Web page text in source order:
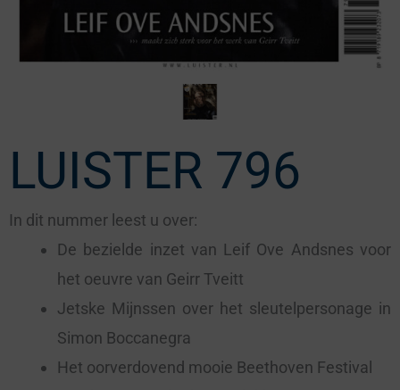
LUISTER 796
In dit nummer leest u over:
De bezielde inzet van Leif Ove Andsnes voor
het oeuvre van Geirr Tveitt
Jetske Mijnssen over het sleutelpersonage in
Simon Boccanegra
Het oorverdovend mooie Beethoven Festival